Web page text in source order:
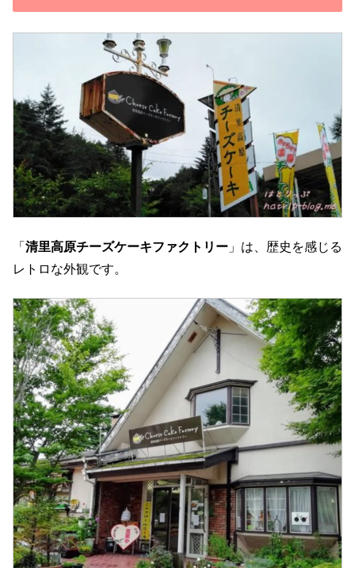
「 清里高原チーズケーキファクトリー 」は、歴史を感じる
レトロな外観です。